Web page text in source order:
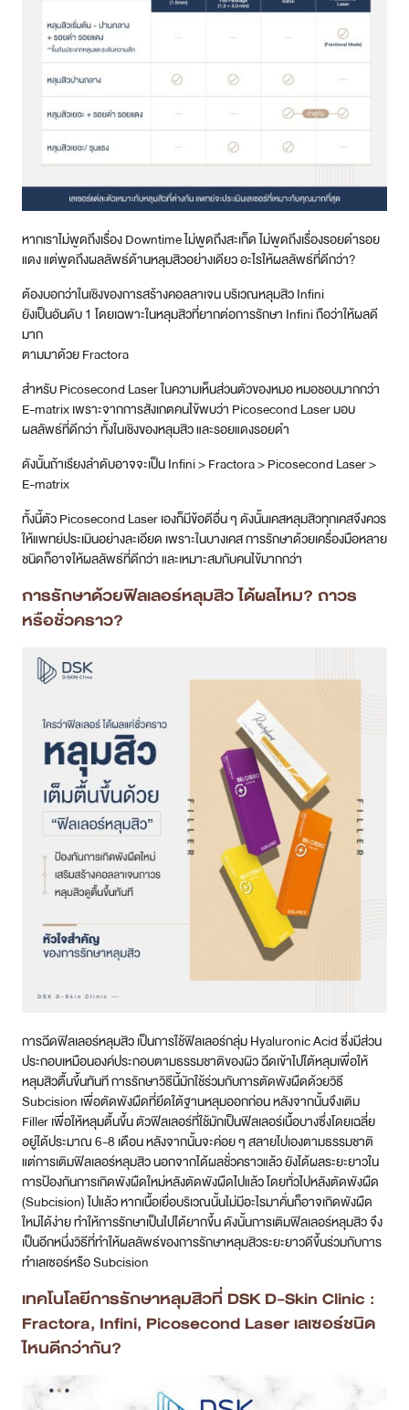
หากเราไม่พูดถึงเรื่อง Downtime ไม่พูดถึงสะเก็ด ไม่พูดถึงเรื่องรอยดำรอย
แดง แต่พูดถึงผลลัพธ์ด้านหลุมสิวอย่างเดียว อะไรให้ผลลัพธ์ที่ดีกว่า?
ต้องบอกว่าในเชิงของการสร้างคอลลาเจน บริเวณหลุมสิว Infini
ยังเป็นอันดับ 1 โดยเฉพาะในหลุมสิวที่ยากต่อการรักษา Infini ถือว่าให้ผลดี
มาก
ตามมาด้วย Fractora
สำหรับ Picosecond Laser ในความเห็นส่วนตัวของหมอ หมอชอบมากกว่า
E-matrix เพราะจากการสังเกตคนไข้พบว่า Picosecond Laser มอบ
ผลลัพธ์ที่ดีกว่า ทั้งในเชิงของหลุมสิว และรอยแดงรอยดำ
ดังนั้นถ้าเรียงลำดับอาจจะเป็น Infini > Fractora > Picosecond Laser >
E-matrix
ทั้งนี้ตัว Picosecond Laser เองก็มีข้อดีอื่น ๆ ดังนั้นเคสหลุมสิวทุกเคสจึงควร
ให้แพทย์ประเมินอย่างละเอียด เพราะในบางเคส การรักษาด้วยเครื่องมือหลาย
ชนิดก็อาจให้ผลลัพธ์ที่ดีกว่า และเหมาะสมกับคนไข้มากกว่า
การรักษาด้วยฟิลเลอร์หลุมสิว ได้ผลไหม? ถาวร
หรือชั่วคราว?
การฉีดฟิลเลอร์หลุมสิว เป็นการใช้ฟิลเลอร์กลุ่ม Hyaluronic Acid ซึ่งมีส่วน
ประกอบเหมือนองค์ประกอบตามธรรมชาติของผิว ฉีดเข้าไปใต้หลุมเพื่อให้
หลุมสิวตื้นขึ้นทันที การรักษาวิธีนี้มักใช้ร่วมกับการตัดพังผืดด้วยวิธี
Subcision เพื่อตัดพังผืดที่ยึดใต้ฐานหลุมออกก่อน หลังจากนั้นจึงเติม
Filler เพื่อให้หลุมตื้นขึ้น ตัวฟิลเลอร์ที่ใช้มักเป็นฟิลเลอร์เนื้อบางซึ่งโดยเฉลี่ย
อยู่ได้ประมาณ 6-8 เดือน หลังจากนั้นจะค่อย ๆ สลายไปเองตามธรรมชาติ
แต่การเติมฟิลเลอร์หลุมสิว นอกจากได้ผลชั่วคราวแล้ว ยังได้ผลระยะยาวใน
การป้องกันการเกิดพังผืดใหม่หลังตัดพังผืดไปแล้ว โดยทั่วไปหลังตัดพังผืด
(Subcision) ไปแล้ว หากเนื้อเยื่อบริเวณนั้นไม่มีอะไรมาคั่นก็อาจเกิดพังผืด
ใหม่ได้ง่าย ทำให้การรักษาเป็นไปได้ยากขึ้น ดังนั้นการเติมฟิลเลอร์หลุมสิว จึง
เป็นอีกหนึ่งวิธีที่ทำให้ผลลัพธ์ของการรักษาหลุมสิวระยะยาวดีขึ้นร่วมกับการ
ทำเลเซอร์หรือ Subcision
เทคโนโลยีการรักษาหลุมสิวที่ DSK D-Skin Clinic :
Fractora, Infini, Picosecond Laser เลเซอร์ชนิด
ไหนดีกว่ากัน?